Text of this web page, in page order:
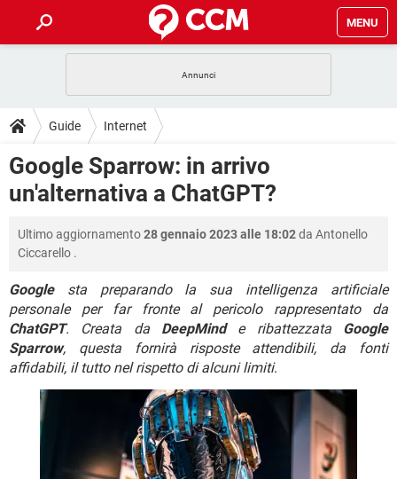
MENU
INTRATTENIMENTO
iOS WINDOWS 10
INSTAGRAM WHATSAPP
HARDWARE
GUIDE
COVID-19
INTRATTENIMENTO ANDROID
INSTAGRAM WHATSAPP
HARDWARE
DOWNLOAD
COVID-19 GAMING
iOS
INSTAGRAM WHATSAPP
TIKTOK FACEBOOK
HARDWARE
FORUM
COVID-19 GAMING
iOS WINDOWS 10
INSTAGRAM WHATSAPP
TIKTOK FACEBOOK
HARDWARE
GLOSSARIO
COVID-19 GAMING
INTRATTENIMENTO ANDROID
iOS WINDOWS 10
INSTAGRAM WHATSAPP
TIKTOK FACEBOOK
HARDWARE
Guide Internet
Google Sparrow: in arrivo
un'alternativa a ChatGPT?
Ultimo aggiornamento28 gennaio 2023 alle 18:02da Antonello
Ciccarello .
Googlesta preparando la sua intelligenza artificiale
personale per far fronte al pericolo rappresentato da
ChatGPT. Creata da DeepMinde ribattezzata Google
Sparrow, questa fornirà risposte attendibili, da fonti
affidabili, il tutto nel rispetto di alcuni limiti.